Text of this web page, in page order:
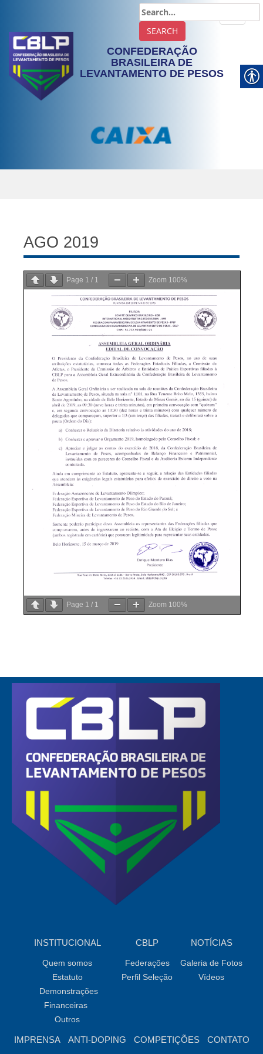
CONFEDERAÇÃO
BRASILEIRA DE
LEVANTAMENTO DE PESOS
AGO 2019
Page 1 / 1 Zoom 100%
Page 1 / 1 Zoom 100%
INSTITUCIONAL
Quem somos
Estatuto
Demonstrações
Financeiras
Outros
CBLP
Federações
Perfil Seleção
NOTÍCIAS
Galeria de Fotos
Vídeos
IMPRENSA ANTI-DOPING COMPETIÇÕES CONTATO